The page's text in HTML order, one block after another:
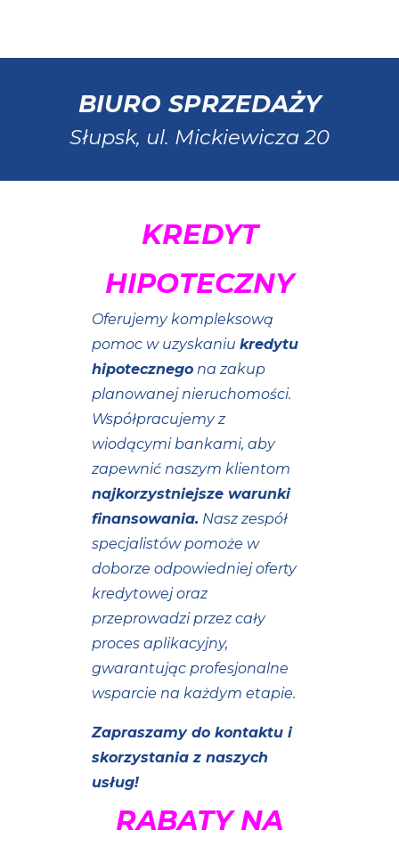
BIURO SPRZEDAŻY
Słupsk, ul. Mickiewicza 20
KREDYT
HIPOTECZNY
Oferujemy kompleksową
pomoc w uzyskaniu kredytu
hipotecznegona zakup
planowanej nieruchomości.
Współpracujemy z
wiodącymi bankami, aby
zapewnić naszym klientom
najkorzystniejsze warunki
finansowania. Nasz zespół
specjalistów pomoże w
doborze odpowiedniej oferty
kredytowej oraz
przeprowadzi przez cały
proces aplikacyjny,
gwarantując profesjonalne
wsparcie na każdym etapie.
Zapraszamy do kontaktu i
skorzystania z naszych
usług!
RABATY NA